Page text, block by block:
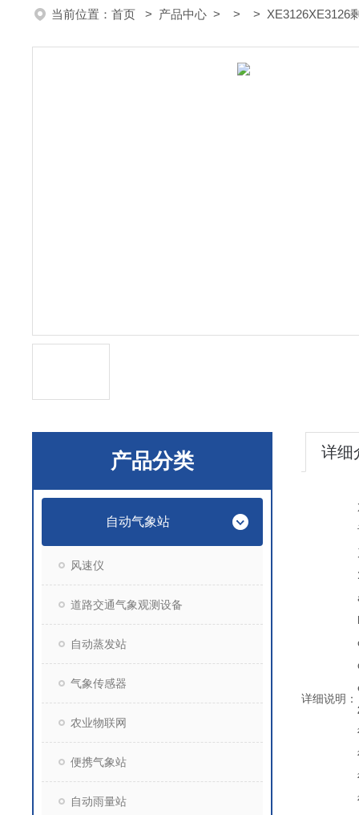
当前位置： 首页 > 产品中心 > > > XE3126XE3126剩
产品分类
自动气象站
风速仪
道路交通气象观测设备
自动蒸发站
气象传感器
农业物联网
便携气象站
自动雨量站
详细
详细说明：